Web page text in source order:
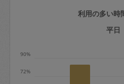
定期契約をキャンセ
期は月2回まで隔週定
利用の多い時
平日
72%
90%